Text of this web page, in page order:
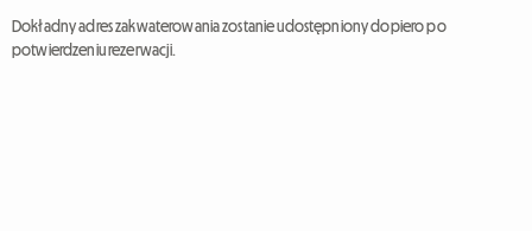
Dokładny adres zakwaterowania zostanie udostępniony dopiero po
potwierdzeniu rezerwacji.